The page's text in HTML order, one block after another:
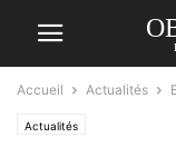
Accueil Actualités
Actualités